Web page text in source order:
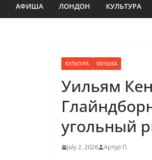
АФИША ЛОНДОН КУЛЬТУРА
КУЛЬТУРА МУЗЫКА
Уильям
угольный
July 2, 2026 Артур П.